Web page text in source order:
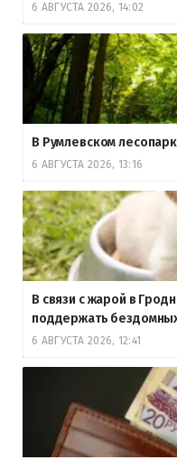
6 АВГУСТА 2026, 14:02
В Румлевском
6 АВГУСТА 2026, 13:16
В связи с жарой в
поддержать
6 АВГУСТА 2026, 12:41